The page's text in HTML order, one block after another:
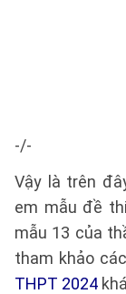
-/-
Vậy là trên
em mẫu đề
mẫu 13 của
tham khảo
THPT 2024